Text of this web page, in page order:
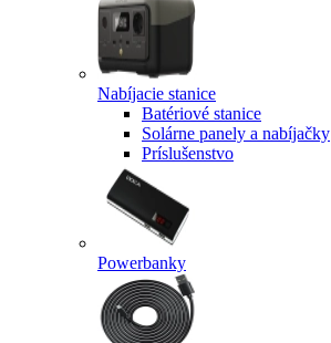
Nabíjacie stanice
Batériové stanice
Solárne panely a nabíjačky
Príslušenstvo
Powerbanky